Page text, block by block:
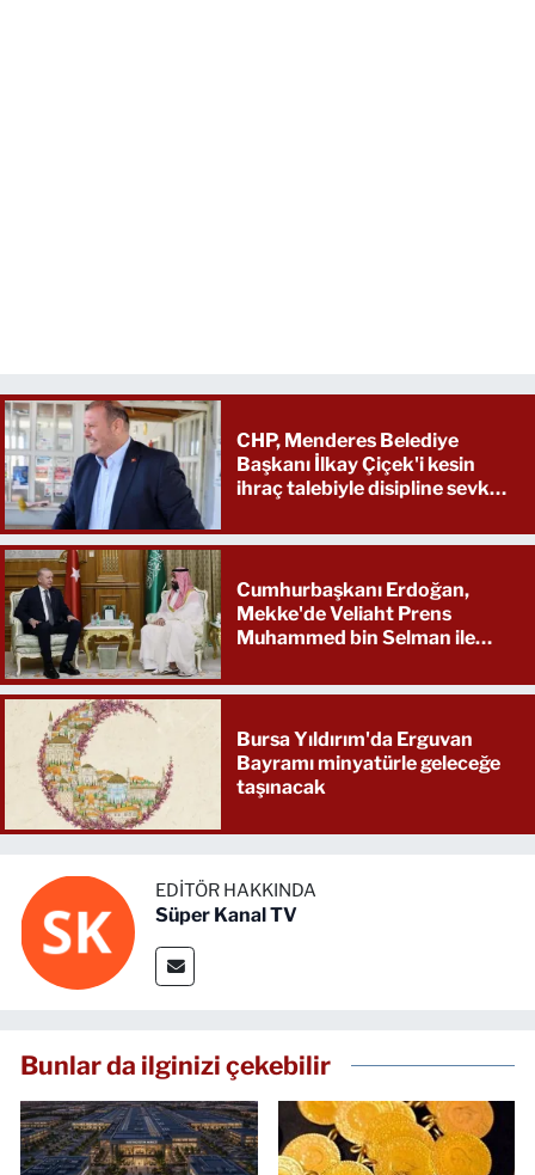
CHP, Menderes Belediye
Başkanı İlkay Çiçek'i kesin
ihraç talebiyle disipline sevk
Cumhurbaşkanı Erdoğan,
Mekke'de Veliaht Prens
Muhammed bin Selman ile
Bursa Yıldırım'da Erguvan
Bayramı minyatürle geleceğe
taşınacak
EDITÖR HAKKINDA
Süper Kanal TV
Bunlar da ilginizi çekebilir